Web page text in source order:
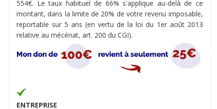
554€. Le taux habituel de 66% s'applique au-delà de ce
montant, dans la limite de 20% de votre revenu imposable,
reportable sur 5 ans (en vertu de la loi du 1er août 2013
relative au mécénat, art. 200 du CGI).
ENTREPRISE